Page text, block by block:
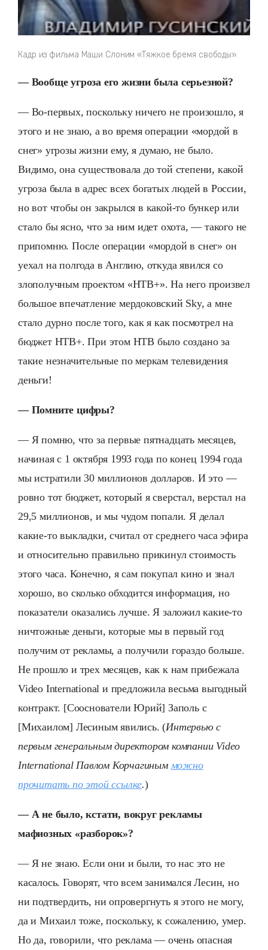
Кадр из фильма Маши Слоним «Тяжкое бремя свободы».
— Вообще угроза его жизни была серьезной?
— Во-первых, поскольку ничего не произошло, я
этого и не знаю, а во время операции «мордой в
снег» угрозы жизни ему, я думаю, не было.
Видимо, она существовала до той степени, какой
угроза была в адрес всех богатых людей в России,
но вот чтобы он закрылся в какой-то бункер или
стало бы ясно, что за ним идет охота, — такого не
припомню. После операции «мордой в снег» он
уехал на полгода в Англию, откуда явился со
злополучным проектом «НТВ+». На него произвел
большое впечатление мердоковский Sky, а мне
стало дурно после того, как я как посмотрел на
бюджет НТВ+. При этом НТВ было создано за
такие незначительные по меркам телевидения
деньги!
— Помните цифры?
— Я помню, что за первые пятнадцать месяцев,
начиная с 1 октября 1993 года по конец 1994 года
мы истратили 30 миллионов долларов. И это —
ровно тот бюджет, который я сверстал, верстал на
29,5 миллионов, и мы чудом попали. Я делал
какие-то выкладки, считал от среднего часа эфира
и относительно правильно прикинул стоимость
этого часа. Конечно, я сам покупал кино и знал
хорошо, во сколько обходится информация, но
показатели оказались лучше. Я заложил какие-то
ничтожные деньги, которые мы в первый год
получим от рекламы, а получили гораздо больше.
Не прошло и трех месяцев, как к нам прибежала
Video International и предложила весьма выгодный
контракт. [Сооснователи Юрий] Заполь с
[Михаилом] Лесиным явились. (Интервью с
первым генеральным директором компании Video
International Павлом Корчагинымможно
прочитать по этой ссылке.)
— А не было, кстати, вокруг рекламы
мафиозных «разборок»?
— Я не знаю. Если они и были, то нас это не
касалось. Говорят, что всем занимался Лесин, но
ни подтвердить, ни опровергнуть я этого не могу,
да и Михаил тоже, поскольку, к сожалению, умер.
Но да, говорили, что реклама — очень опасная